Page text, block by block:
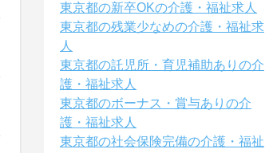
東京都の新卒OKの介護・福祉求人
東京都の残業少なめの介護・福祉求
人
東京都の託児所・育児補助ありの介
護・福祉求人
東京都のボーナス・賞与ありの介
護・福祉求人
東京都の社会保険完備の介護・福祉